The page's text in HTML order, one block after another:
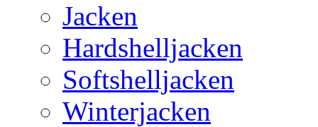
Jacken
Hardshelljacken
Softshelljacken
Winterjacken